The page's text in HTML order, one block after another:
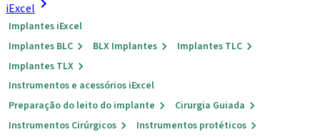
iExcel
Implantes iExcel
Implantes BLC
BLX Implantes
Implantes TLC
Implantes TLX
Instrumentos e acessórios iExcel
Preparação do leito do implante
Cirurgia Guiada
Instrumentos Cirúrgicos
Instrumentos protéticos